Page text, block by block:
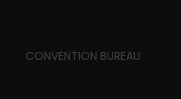
CONVENTION BUREAU